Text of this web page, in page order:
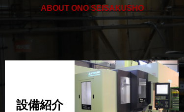
ABOUT ONO SEISAKUSHO
設備紹介